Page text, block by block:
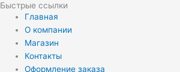
Быстрые ссылки
Главная
О компании
Магазин
Контакты
Оформление заказа